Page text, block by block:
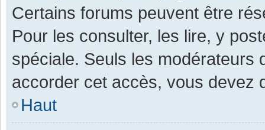
Certains forums peuvent être
Pour les consulter, les lire, y
spéciale. Seuls les modérateurs
accorder cet accès, vous devez
Haut